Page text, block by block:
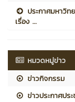
ประกาศมหาวิ
เรื่อง ...
หมวดหมู่ข่าว
ข่าวกิจกรรม
ข่าวประกาศปร